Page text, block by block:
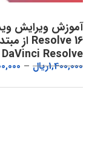
Resolve
1,400,000ریال